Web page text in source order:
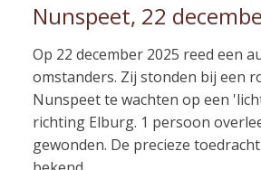
Nunspeet, 22
Op 22 december 2025 reed een
omstanders. Zij stonden bij een
Nunspeet te wachten op een
richting Elburg. 1 persoon
gewonden. De precieze